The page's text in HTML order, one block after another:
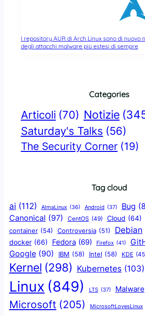
I repository AUR di Arch Linux sono di nuovo
degli attacchi malware più estesi di sempre
Categories
Articoli (70) Notizie
Saturday's Talks (56)
The Security Corner (19)
Tag cloud
ai (112) AlmaLinux (36) Android (37) Bug
Canonical (97) CentOS (49) Cloud (64)
container (54) Controversia (51) Debian
docker (66) Fedora (69) Firefox (41)
Google (90) IBM (58) Intel (58) KDE
Kernel (298) Kubernetes (103)
Linux (849) LTS (37) Malware
Microsoft (205) MicrosoftLovesLinux